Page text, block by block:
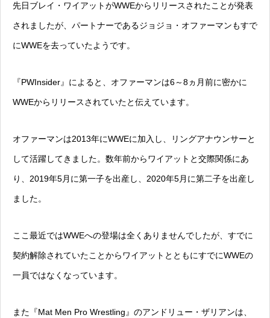
先日ブレイ・ワイアットがWWEからリリースされたことが発表
されましたが、パートナーであるジョジョ・オファーマンもすで
にWWEを去っていたようです。
『PWInsider』によると、オファーマンは6～8ヵ月前に密かに
WWEからリリースされていたと伝えています。
オファーマンは2013年にWWEに加入し、リングアナウンサーと
して活躍してきました。数年前からワイアットと交際関係にあ
り、2019年5月に第一子を出産し、2020年5月に第二子を出産し
ました。
ここ最近ではWWEへの登場は全くありませんでしたが、すでに
契約解除されていたことからワイアットとともにすでにWWEの
一員ではなくなっています。
また『Mat Men Pro Wrestling』のアンドリュー・ザリアンは、